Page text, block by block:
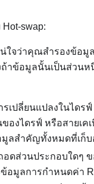
swap:
ใจว่าคุณสำรองข้อมู
ถ้าข้อมูลนั้นเป็นส่วนห
เปลี่ยนแปลงในไดรฟ์
องไดรฟ์ หรือสายเค
มูลสำคัญทั้งหมดที่เก็บ
ดส่วนประกอบใดๆ ข
อมูลการกำหนดค่า